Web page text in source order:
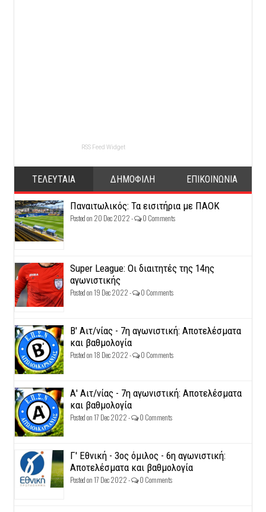
RSS Feed Widget
ΤΕΛΕΥΤΑΙΑ ΔΗΜΟΦΙΛΗ ΕΠΙΚΟΙΝΩΝΙΑ
Παναιτωλικός: Τα εισιτήρια με ΠΑΟΚ
Posted on 20 Dec 2022 - 0 Comments
Super League: Οι διαιτητές της 14ης
αγωνιστικής
Posted on 19 Dec 2022 - 0 Comments
Β' Αιτ/νίας - 7η αγωνιστική: Αποτελέσματα
και βαθμολογία
Posted on 18 Dec 2022 - 0 Comments
Α' Αιτ/νίας - 7η αγωνιστική: Αποτελέσματα
και βαθμολογία
Posted on 17 Dec 2022 - 0 Comments
Γ' Εθνική - 3ος όμιλος - 6η αγωνιστική:
Αποτελέσματα και βαθμολογία
Posted on 17 Dec 2022 - 0 Comments